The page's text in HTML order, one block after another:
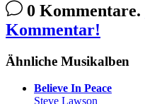
0 Kommentare.
Kommentar!
Ähnliche Musikalben
Believe In Peace
Steve Lawson